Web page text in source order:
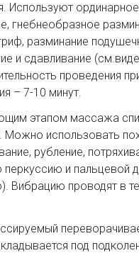
Используют
гнебнеобразное
разминание
и сдавливание
проведения
– 7-10 минут.
этапом массажа
Можно использовать
рубление,
перкуссию и пальцевой
Вибрацию проводят в
под